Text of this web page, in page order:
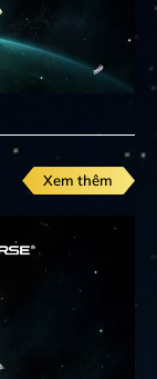
Xem thêm